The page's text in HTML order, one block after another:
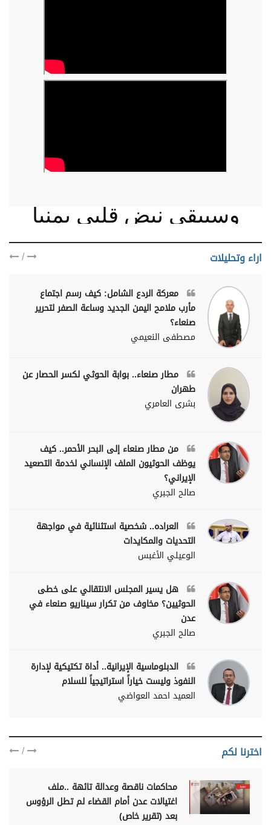
وسيبقى نبض قلبي يمنيا
اراء وتحليلات /
معركة الردع الشامل: كيف رسم اجتماع
مأرب ملامح اليمن الجديد وساعة الصفر لتحرير
صنعاء؟
مصطفى النعيمي
مطار صنعاء.. بوابة الحوثي لكسر الحصار عن
طهران
بشرى العامري
من مطار صنعاء إلى البحر الأحمر.. كيف
يوظف الحوثيون الملف الإنساني لخدمة التصعيد
الإيراني؟
صالح الجبري
العراده.. شخصية استثنائية في مواجهة
التحديات والمكايدات
الوعيلي الأغبس
هل يسير المجلس الانتقالي على خطى
الحوثيين؟ مخاوف من تكرار سيناريو صنعاء في
عدن
صالح الجبري
الدبلوماسية الإيرانية.. أداة تكتيكية لإدارة
النفوذ وليست خياراً استراتيجياً للسلام
العميد احمد العواضي
اخترنا لكم /
محاكمات ناقصة وعدالة تائهة ..ملف
اغتيالات عدن أمام القضاء لم تطل الرؤوس
بعد (تقرير خاص)